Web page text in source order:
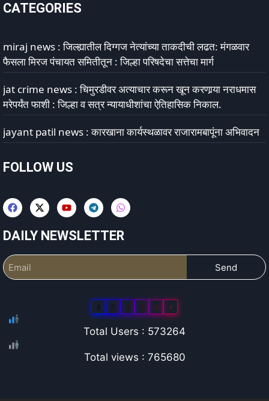
CATEGORIES
miraj news : जिल्ह्यातील दिग्गज नेत्यांच्या ताकदीची लढत: मंगळवार
फैसला मिरज पंचायत समितीतून : जिल्हा परिषदेचा सत्तेचा मार्ग
jat crime news : चिमुरडीवर अत्याचार करून खून करणार्‍या नराधमास
मरेपर्यंत फाशी : जिल्हा व सत्र न्यायाधीशांचा ऐतिहासिक निकाल.
jayant patil news : कारखाना कार्यस्थळावर राजारामबापूंना अभिवादन
FOLLOW US
DAILY NEWSLETTER
Send
5 7 3 2 6 4
Total Users : 573264
Total views : 765680